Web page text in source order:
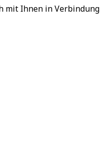
mit Ihnen in Verbindung